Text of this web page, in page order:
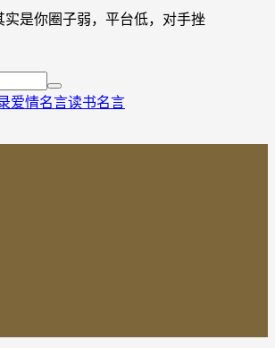
是你圈子弱，平台低，对手挫
爱情名言读书名言